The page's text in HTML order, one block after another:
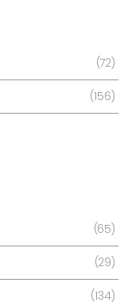
72
156
65
29
134